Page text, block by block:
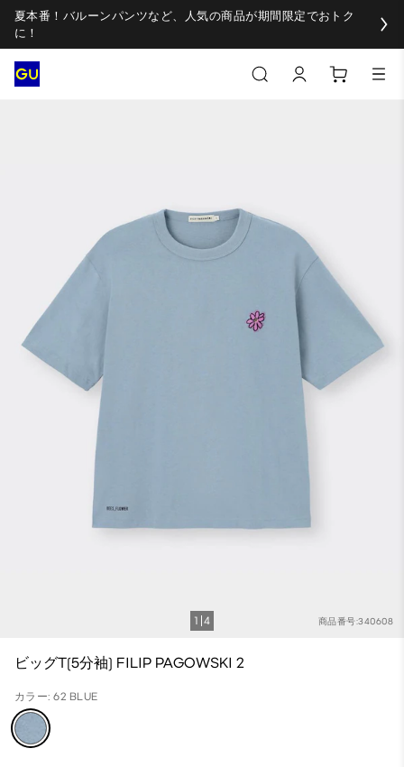
夏本番！バルーンパンツなど、人気の商品が期間限定でおトク
に！
商品番号:340608
1 4
ビッグT(5分袖) FILIP PAGOWSKI 2
カラー: 62 BLUE